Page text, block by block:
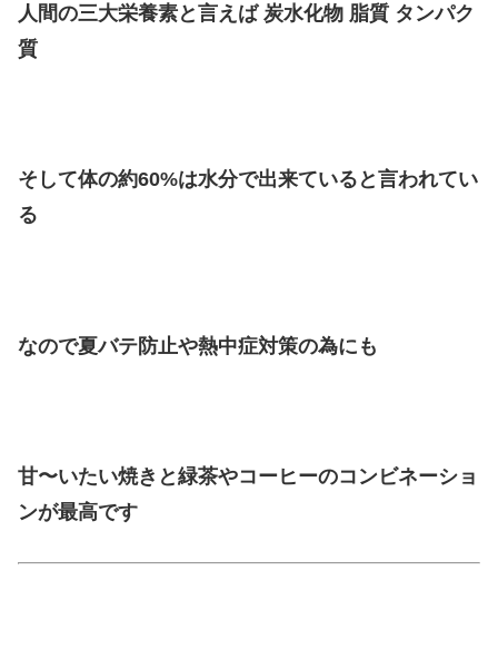
人間の三大栄養素と言えば 炭水化物 脂質 タンパク
質
そして体の約60%は水分で出来ていると言われてい
る
なので夏バテ防止や熱中症対策の為にも
甘〜いたい焼きと緑茶やコーヒーのコンビネーショ
ンが最高です